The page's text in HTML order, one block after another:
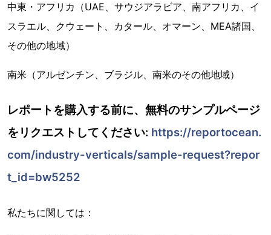
中東・アフリカ（UAE、サウジアラビア、南アフリカ、イ
スラエル、クウェート、カタール、オマーン、MEA諸国、
その他の地域）
南米（アルゼンチン、ブラジル、南米のその他地域）
レポートを購入する前に、無料のサンプルページ
をリクエストしてください: https://reportocean.
com/industry-verticals/sample-request?repor
t_id=bw5252
私たちに関しては：